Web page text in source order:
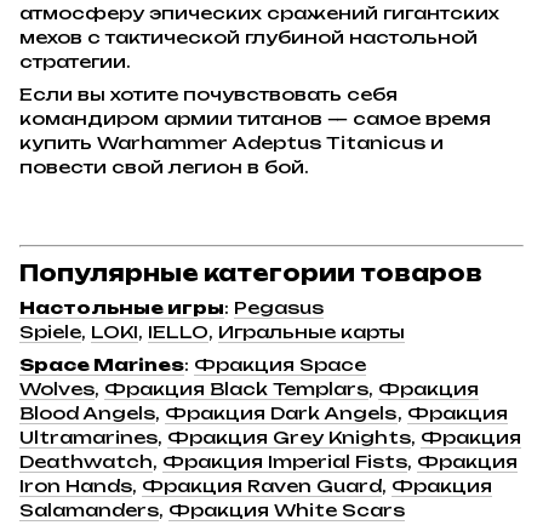
атмосферу эпических сражений гигантских
мехов с тактической глубиной настольной
стратегии.
Если вы хотите почувствовать себя
командиром армии титанов — самое время
купить Warhammer Adeptus Titanicus и
повести свой легион в бой.
Популярные категории товаров
Настольные игры: Pegasus
Spiele, LOKI, IELLO, Игральные карты
Space Marines: Фракция Space
Wolves, Фракция Black Templars, Фракция
Blood Angels, Фракция Dark Angels, Фракция
Ultramarines, Фракция Grey Knights, Фракция
Deathwatch, Фракция Imperial Fists, Фракция
Iron Hands, Фракция Raven Guard, Фракция
Salamanders, Фракция White Scars